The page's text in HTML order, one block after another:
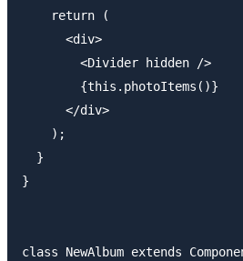
    return (
      <div>
        <Divider hidden />
        {this.photoItems()}
      </div>
    );
  }
}
class NewAlbum extends